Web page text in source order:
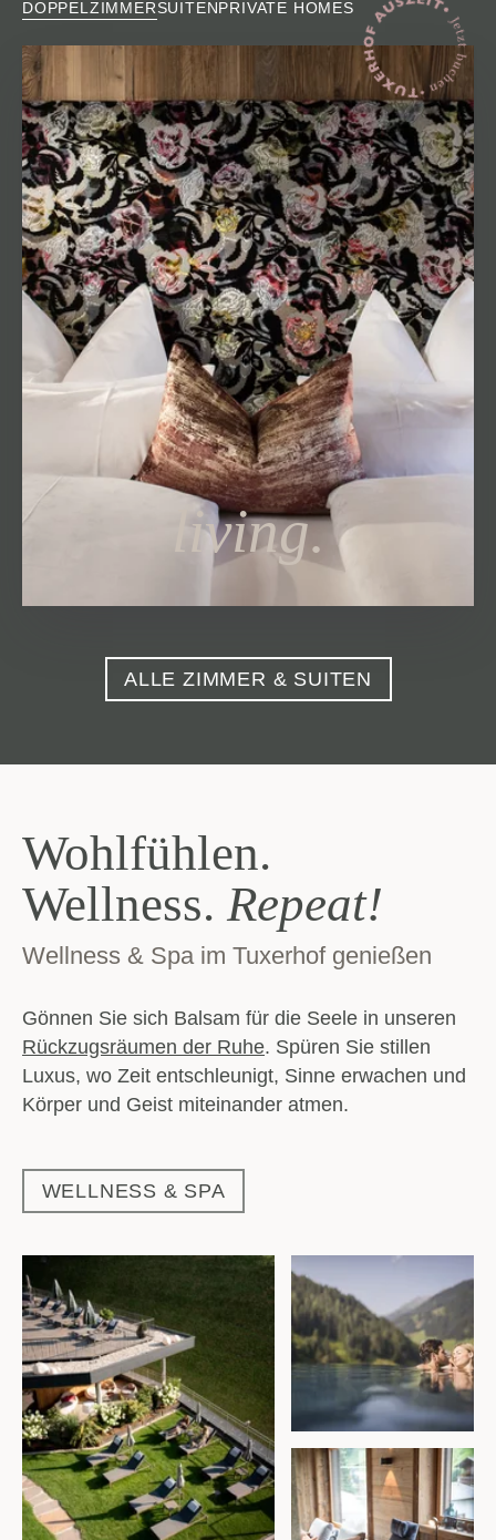
DOPPELZIMMERSUITENPRIVATE HOMES
living.
ALLE ZIMMER & SUITEN
Wellness & Spa im Tuxerhof genießen
Wohlfühlen.
Wellness.Repeat!
Gönnen Sie sich Balsam für die Seele in unseren
Rückzugsräumen der Ruhe. Spüren Sie stillen
Luxus, wo Zeit entschleunigt, Sinne erwachen und
Körper und Geist miteinander atmen.
WELLNESS & SPA